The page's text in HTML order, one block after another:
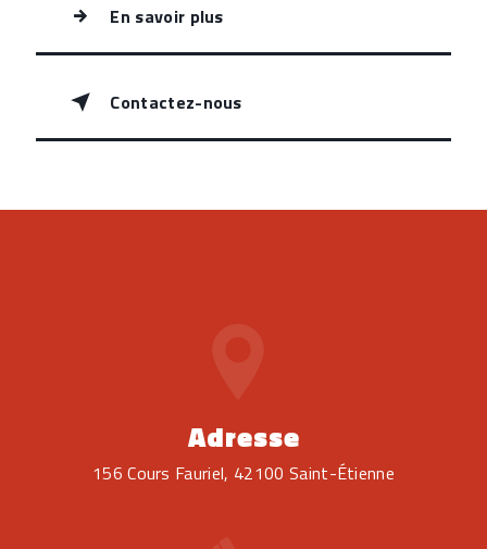
En savoir plus
Contactez-nous
Adresse
156 Cours Fauriel, 42100 Saint-Étienne